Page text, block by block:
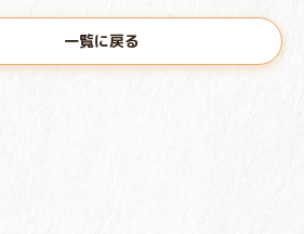
一覧に戻る